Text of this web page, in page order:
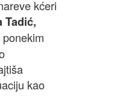
kćeri
Tadić,
kao